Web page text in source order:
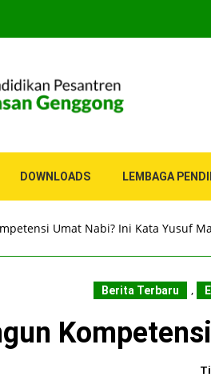
DOWNLOADS LEMBAGA
Umat Nabi? Ini Kata Yusuf
Berita Terbaru ,